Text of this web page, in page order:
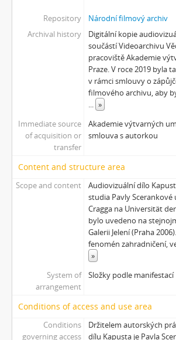
[Subseries] The Time
[Subseries] Čas zkoušky
[Subseries] Musica Picta – Chvíle
[Subseries] Musica Picta –
[Subseries] Musica Picta – Minuty
[Subseries] Musica Picta – Čas
[Subseries] Velká dětská symfonie
[Subseries] Musica Picta – Čas
[Subseries] Musica Picta – Čas
[Subseries] Magnety
[Subseries] Wet Video
[Subseries] Muránská Zdychava
[Subseries] Meditace
[Subseries] O velikosti významu
[Subseries] Dead or Alive 2
[Subseries] Bílá skála
[Subseries] Hortvs Winariencis
[Subseries] Lampyris
[Subseries] Na vrcholu / Zebín
Repository
Národní filmový archiv
Archival history
Digitální kopie
součástí Videoarchivu
pracoviště Akademie
Praze. V roce 2019 byla
v rámci smlouvy o
filmového archivu, aby
... »
Immediate source
of acquisition or
transfer
Akademie výtvarných
smlouva s autorkou
Content and structure area
Scope and content
Audiovizuální dílo
studia Pavly
Cragga na Universität
bylo uvedeno na
Galerii Jelení (Praha
fenomén zahradničení,
»
System of
arrangement
Složky podle manifestací
Conditions of access and use area
Conditions
governing access
Držitelem autorských
dílu Kapusta je Pavla